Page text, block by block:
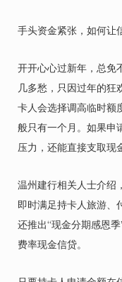
手头资金紧张，如何让
开开心心过新年，总免
几多愁，只因过年的狂
卡人会选择调高临时额
般只有一个月。如果申
压力，还能直接支取现
温州建行相关人士介绍
即时满足持卡人旅游、
还推出“现金分期感恩
费率现金信贷。